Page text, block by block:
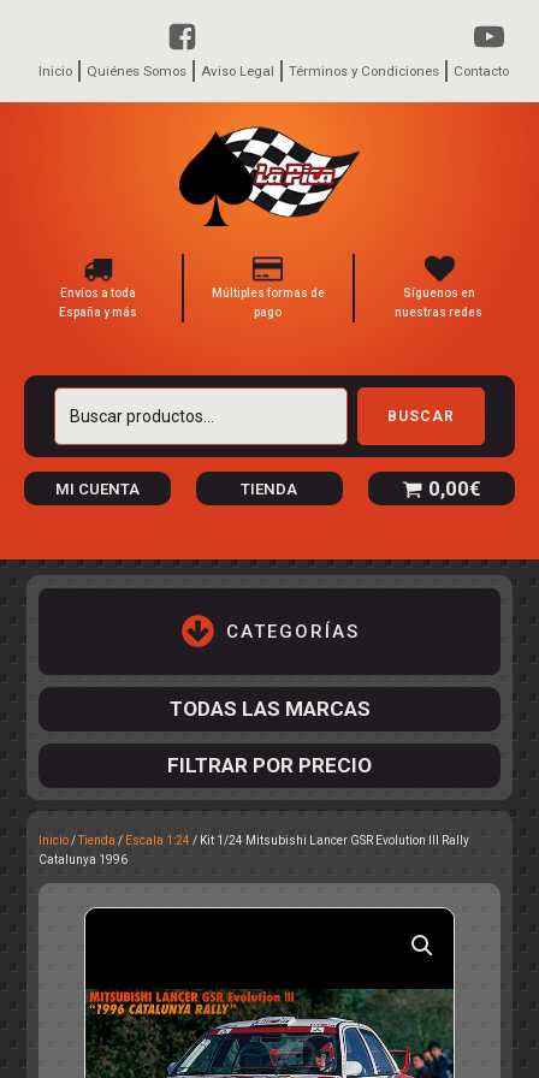
Inicio Quiénes Somos Aviso Legal Términos y Condiciones Contacto
Envíos a toda
España y más
Múltiples formas de
pago
Síguenos en
nuestras redes
Buscar
BUSCAR
MI CUENTA TIENDA 0,00€
CATEGORÍAS
OTROS
RALLY
TODAS LAS MARCAS
FILTRAR POR PRECIO
Inicio/Tienda / Escala 1:24 / Kit 1/24 Mitsubishi Lancer GSR Evolution III Rally
Catalunya 1996